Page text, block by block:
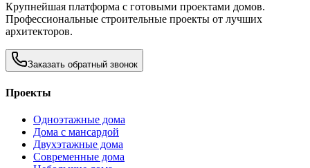
Крупнейшая платформа с готовыми проектами домов.
Профессиональные строительные проекты от лучших
архитекторов.
Заказать обратный звонок
Проекты
Одноэтажные дома
Дома с мансардой
Двухэтажные дома
Современные дома